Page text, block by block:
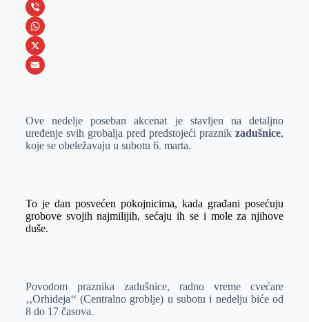
c
e
b
o
e
s
s
e
e
r
L
i
n
k
I
n
V
i
b
W
h
s
A
X
a
i
Ove nedelje poseban akcenat je stavljen na detaljno
uređenje svih grobalja pred predstojeći praznikzadušnice,
koje se obeležavaju u subotu 6. marta.
To je dan posvećenpokojnicima, kada građani posećuju
grobove svojih najmilijih, sećaju ih sei moleza njihove
duše.
Povodom praznika zadušnice, radno vreme cvećare
‚‚Orhideja‘‘ (Centralno groblje) u subotu i nedelju biće od
8 do 17 časova.